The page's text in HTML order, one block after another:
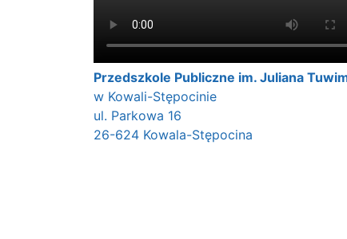
Przedszkole Publiczne im. Juliana
w Kowali-Stępocinie
ul. Parkowa 16
26-624 Kowala-Stępocina